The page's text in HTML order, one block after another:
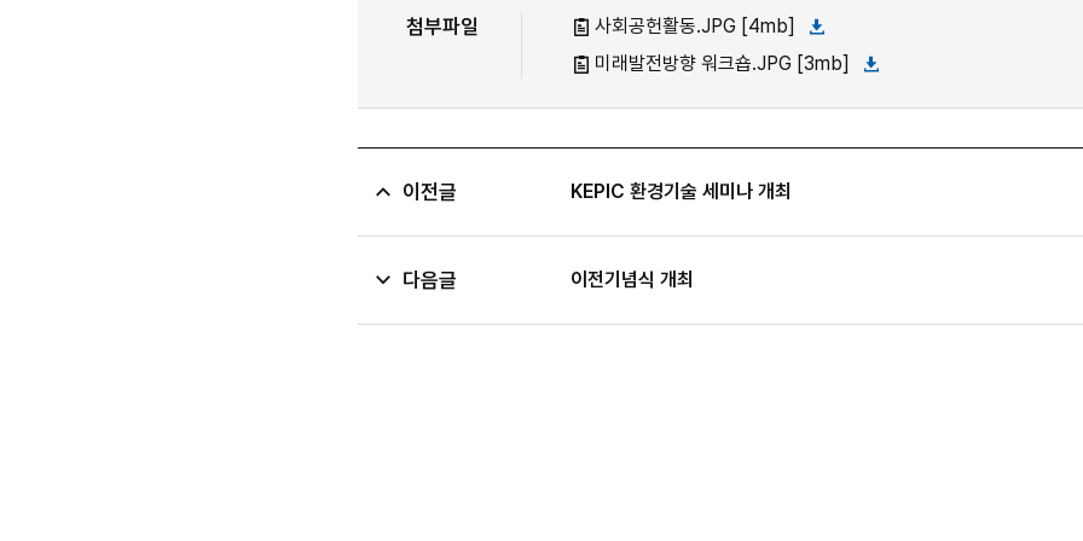
첨부파일
사회공헌활동.JPG [4mb]
미래발전방향 워크숍.JPG [3mb]
이전글 KEPIC 환경기술 세미나 개최
다음글 이전기념식 개최